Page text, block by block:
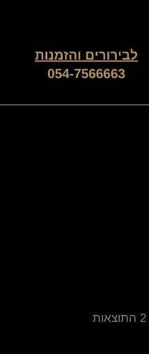
לפי
פופולריות